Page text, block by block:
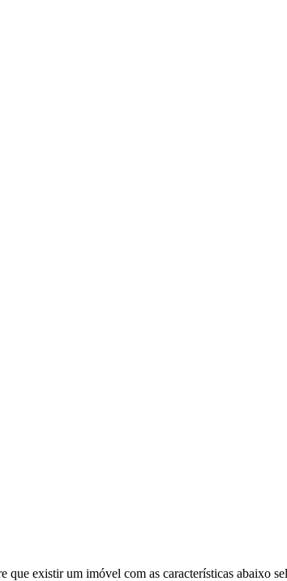
que existir um imóvel com as características abaixo